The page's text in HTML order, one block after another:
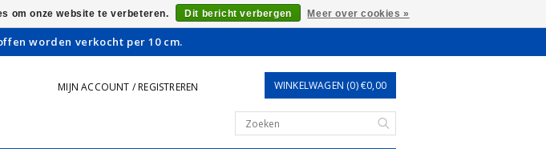
worden verkocht per 10 cm.
MIJN ACCOUNT / REGISTREREN WINKELWAGEN (0) €0,00
om onze website te verbeteren. Dit bericht verbergen Meer over cookies »